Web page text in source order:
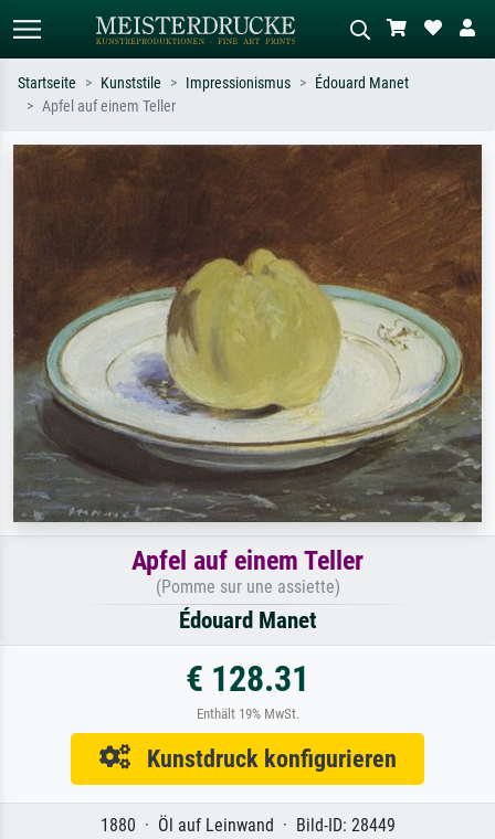
Suchen Sie nach Künstlern, Werktiteln
oder Stilen – z.B. Monet,
Beschreiben Sie die Szene – z.B. Grüne
Wiese, Abstrakt mit viel Rot, Dunkles
Ölgemälde, Stehender Akt neben einem
Baum.
Startseite Kunststile Impressionismus
Édouard Manet
Apfel auf einem Teller
Apfel auf einem Teller
(Pomme sur une assiette)
Édouard Manet
€ 128.31
Enthält 19% MwSt.
Kunstdruck konfigurieren
1880 · Öl auf Leinwand · Bild-ID: 28449